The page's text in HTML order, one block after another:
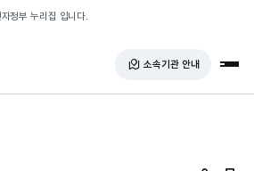
정부 누리집 입니다.
문화유산연구소 소속기관 안내 전